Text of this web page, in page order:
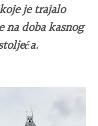
je trajalo
doba kasnog